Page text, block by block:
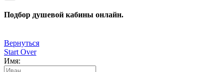
Подбор душевой кабины онлайн.
Вернуться
Start Over
Имя: